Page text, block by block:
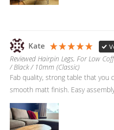
Kate
Reviewed Hairpin Legs, For Low
/ Black / 10mm (Classic)
Fab quality, strong table that you
smooth matt finish. Easy